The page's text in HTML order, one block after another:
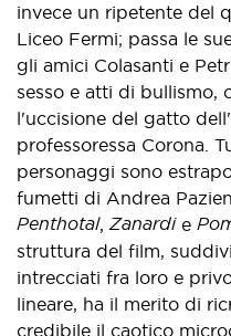
invece un ripetente del
Liceo Fermi; passa le
gli amici Colasanti e
sesso e atti di bullismo,
l'uccisione del gatto
professoressa Corona.
personaggi sono
fumetti di Andrea
Penthotal,Zanardie
struttura del film,
intrecciati fra loro e
lineare, ha il merito di
credibile il caotico